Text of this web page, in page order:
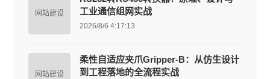
网站建设
工业通信组网实战
2026/8/6 4:17:13
网站建设
柔性自适应夹爪Gripper-B：从仿生设计
到工程落地的全流程实战